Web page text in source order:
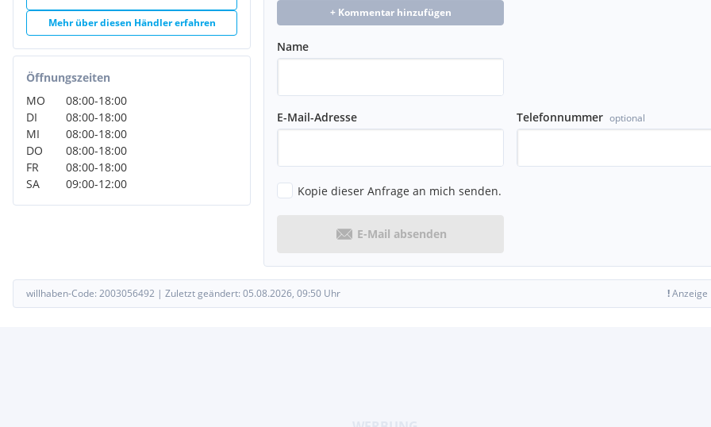
Mehr über diesen Händler erfahren
Öffnungszeiten
MO
08:00-18:00
DI
08:00-18:00
MI
08:00-18:00
DO
08:00-18:00
FR
08:00-18:00
SA
09:00-12:00
+ Kommentar hinzufügen
Name
E-Mail-Adresse Telefonnummer optional
Kopie dieser Anfrage an mich senden.
E-Mail absenden
willhaben-Code: 2003056492 | Zuletzt geändert: 05.08.2026, 09:50 Uhr !Anzeige